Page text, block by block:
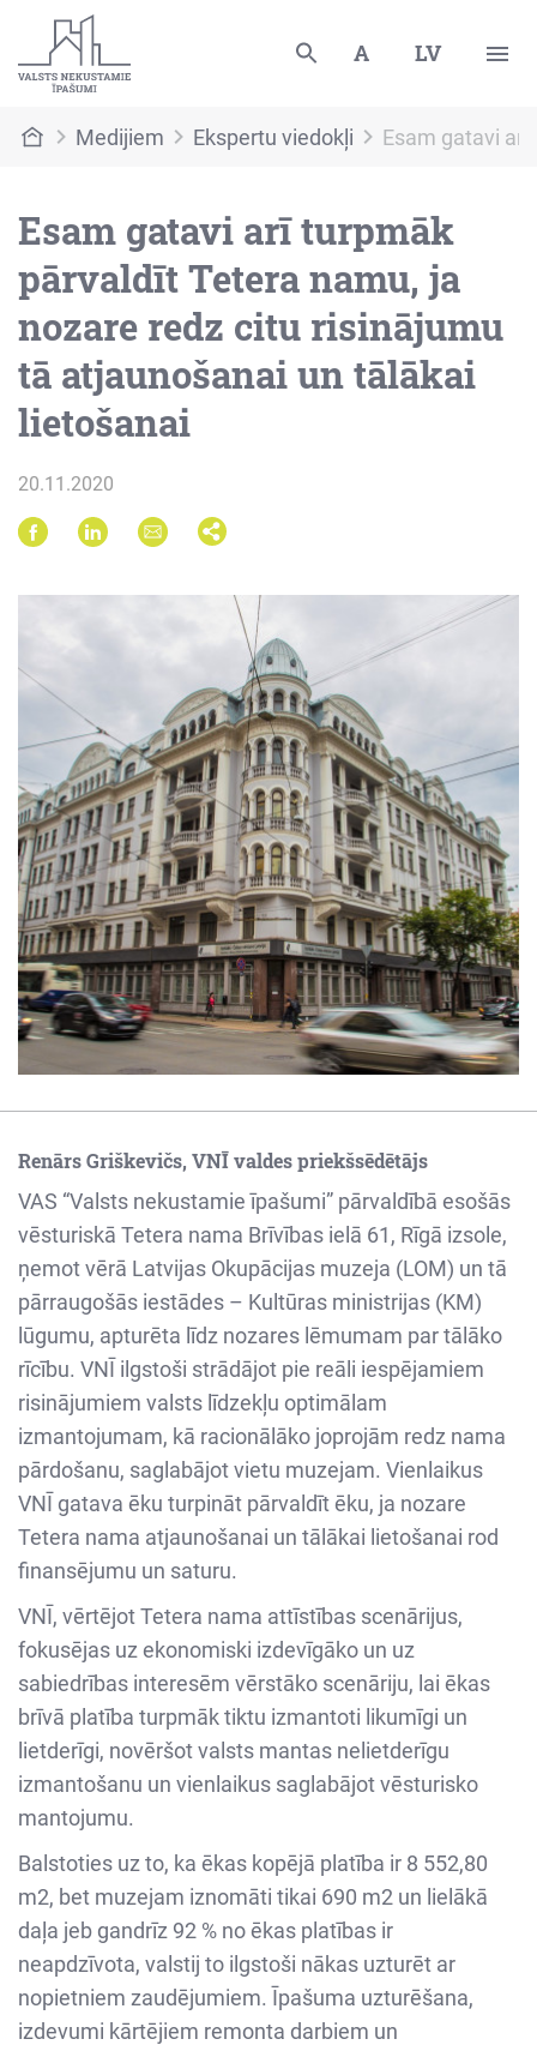
A LV
Medijiem Ekspertu viedokļi Esam gatavi
Esam gatavi arī turpmāk
pārvaldīt Tetera namu, ja
nozare redz citu risinājumu
tā atjaunošanai un tālākai
lietošanai
20.11.2020
Renārs Griškevičs, VNĪ valdes priekšsēdētājs
VAS “Valsts nekustamie īpašumi” pārvaldībā esošās
vēsturiskā Tetera nama Brīvības ielā 61, Rīgā izsole,
ņemot vērā Latvijas Okupācijas muzeja (LOM) un tā
pārraugošās iestādes – Kultūras ministrijas (KM)
lūgumu, apturēta līdz nozares lēmumam par tālāko
rīcību. VNĪ ilgstoši strādājot pie reāli iespējamiem
risinājumiem valsts līdzekļu optimālam
izmantojumam, kā racionālāko joprojām redz nama
pārdošanu, saglabājot vietu muzejam. Vienlaikus
VNĪ gatava ēku turpināt pārvaldīt ēku, ja nozare
Tetera nama atjaunošanai un tālākai lietošanai rod
finansējumu un saturu.
VNĪ, vērtējot Tetera nama attīstības scenārijus,
fokusējas uz ekonomiski izdevīgāko un uz
sabiedrības interesēm vērstāko scenāriju, lai ēkas
brīvā platība turpmāk tiktu izmantoti likumīgi un
lietderīgi, novēršot valsts mantas nelietderīgu
izmantošanu un vienlaikus saglabājot vēsturisko
mantojumu.
Balstoties uz to, ka ēkas kopējā platība ir 8 552,80
m2, bet muzejam iznomāti tikai 690 m2 un lielākā
daļa jeb gandrīz 92 % no ēkas platības ir
neapdzīvota, valstij to ilgstoši nākas uzturēt ar
nopietniem zaudējumiem. Īpašuma uzturēšana,
izdevumi kārtējiem remonta darbiem un